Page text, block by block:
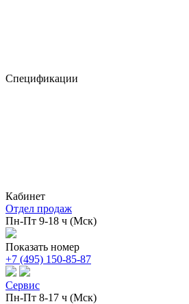
Спецификации
Кабинет
Отдел продаж
Пн-Пт 9-18 ч (Мск)
Показать номер
+7 (495) 150-85-87
Сервис
Пн-Пт 8-17 ч (Мск)